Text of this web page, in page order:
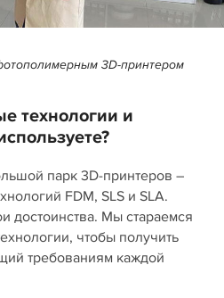
3D‑принтером
технологии и
парк 3D‑принтеров –
FDM, SLS и SLA.
достоинства. Мы стараемся
чтобы получить
требованиям каждой